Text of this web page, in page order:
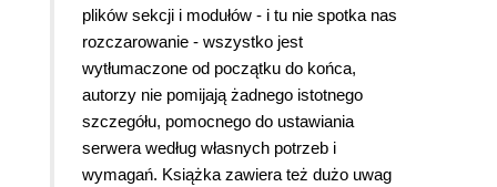
plików sekcji i modułów - i tu nie spotka nas
rozczarowanie - wszystko jest
wytłumaczone od początku do końca,
autorzy nie pomijają żadnego istotnego
szczegółu, pomocnego do ustawiania
serwera według własnych potrzeb i
wymagań. Książka zawiera też dużo uwag